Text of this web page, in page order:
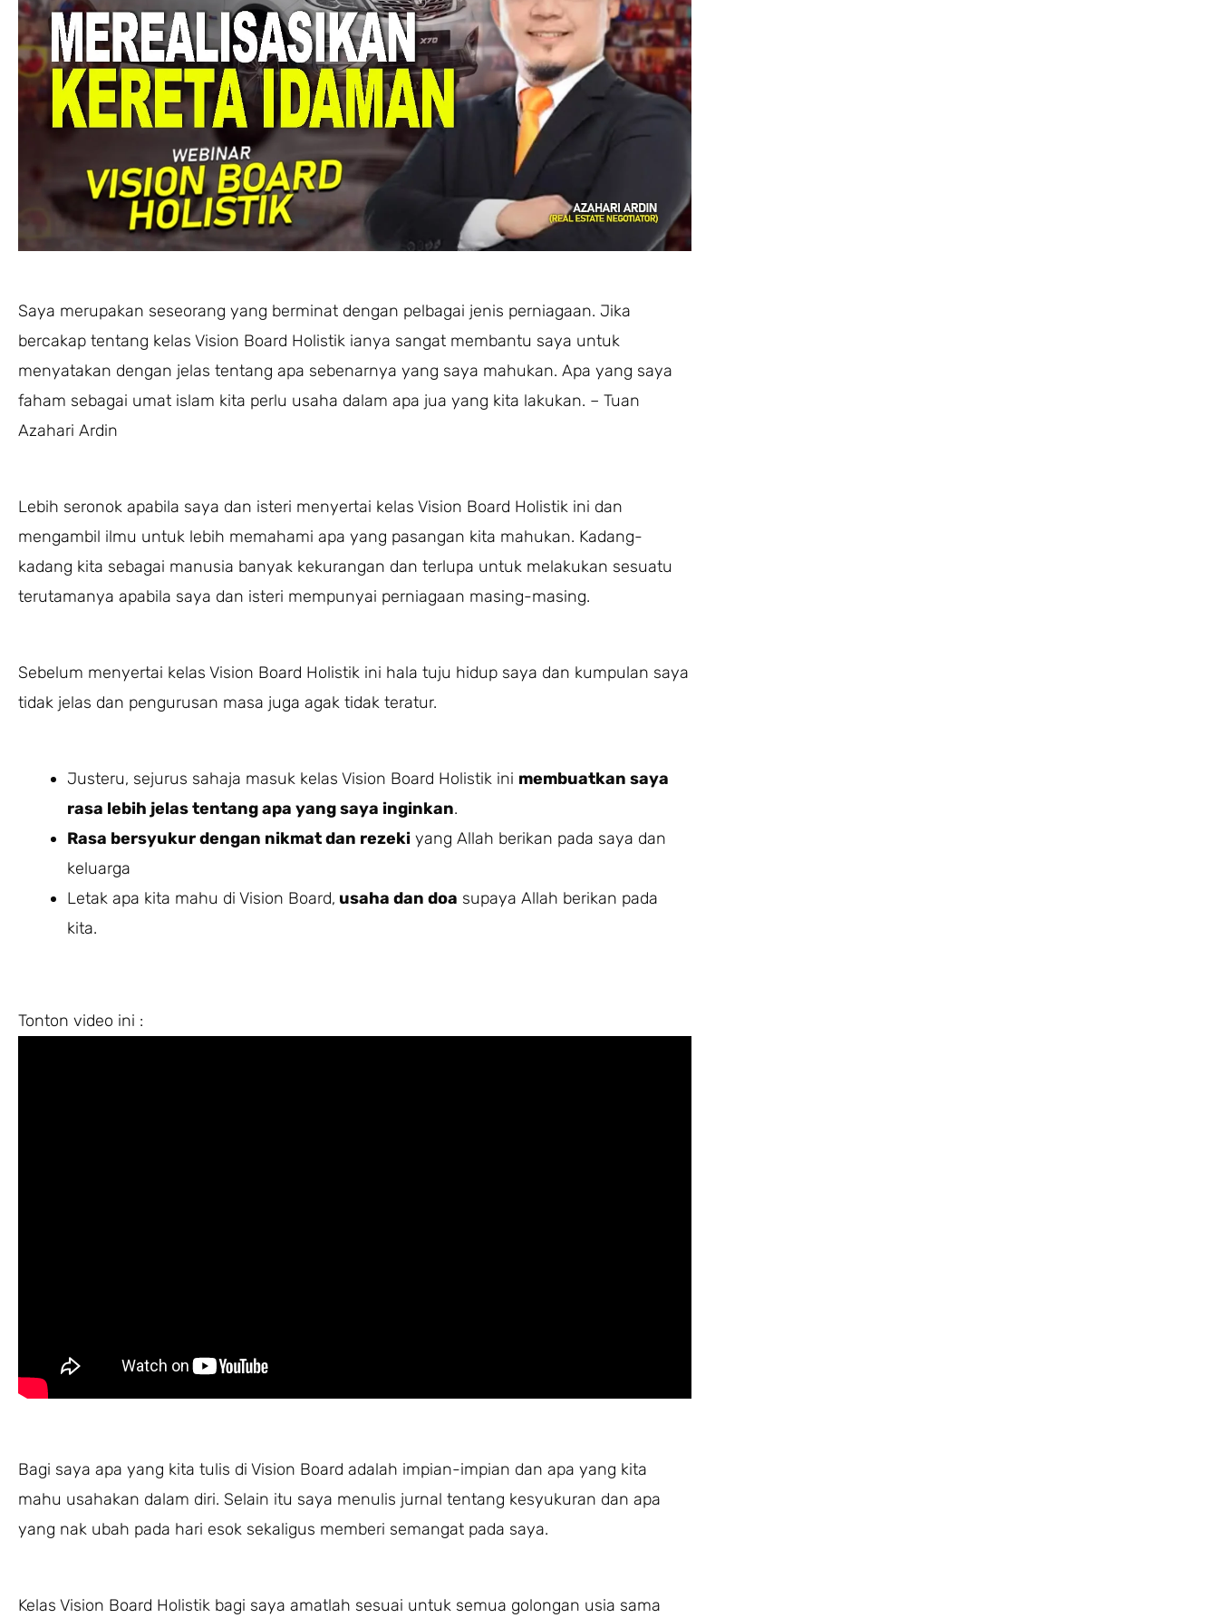
Saya merupakan seseorang yang berminat dengan pelbagai jenis perniagaan. Jika
bercakap tentang kelas Vision Board Holistik ianya sangat membantu saya untuk
menyatakan dengan jelas tentang apa sebenarnya yang saya mahukan. Apa yang saya
faham sebagai umat islam kita perlu usaha dalam apa jua yang kita lakukan. – Tuan
Azahari Ardin
Lebih seronok apabila saya dan isteri menyertai kelas Vision Board Holistik ini dan
mengambil ilmu untuk lebih memahami apa yang pasangan kita mahukan. Kadang-
kadang kita sebagai manusia banyak kekurangan dan terlupa untuk melakukan sesuatu
terutamanya apabila saya dan isteri mempunyai perniagaan masing-masing.
Sebelum menyertai kelas Vision Board Holistik ini hala tuju hidup saya dan kumpulan saya
tidak jelas dan pengurusan masa juga agak tidak teratur.
Justeru, sejurus sahaja masuk kelas Vision Board Holistik ini membuatkan saya
rasa lebih jelas tentang apa yang saya inginkan.
Rasa bersyukur dengan nikmat dan rezeki yang Allah berikan pada saya dan
keluarga
Letak apa kita mahu di Vision Board, usaha dan doa supaya Allah berikan pada
kita.
Tonton video ini :
Bagi saya apa yang kita tulis di Vision Board adalah impian-impian dan apa yang kita
mahu usahakan dalam diri. Selain itu saya menulis jurnal tentang kesyukuran dan apa
yang nak ubah pada hari esok sekaligus memberi semangat pada saya.
Kelas Vision Board Holistik bagi saya amatlah sesuai untuk semua golongan usia sama